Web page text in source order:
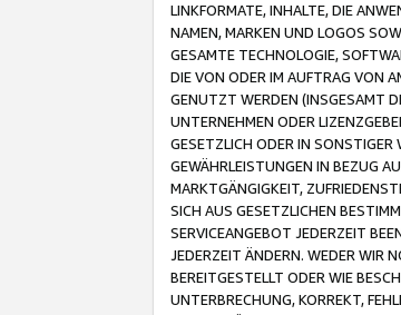
LINKFORMATE, INHALTE, DIE
NAMEN, MARKEN UND LOGOS
GESAMTE TECHNOLOGIE,
DIE VON ODER IM AUFTRAG VON
GENUTZT WERDEN (INSGESAMT
UNTERNEHMEN ODER
GESETZLICH ODER IN SONSTIGER
GEWÄHRLEISTUNGEN IN BEZUG
MARKTGÄNGIGKEIT,
SICH AUS GESETZLICHEN
SERVICEANGEBOT JEDERZEIT
JEDERZEIT ÄNDERN. WEDER WIR
BEREITGESTELLT ODER WIE
UNTERBRECHUNG, KORREKT,